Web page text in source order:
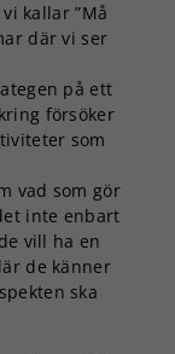
kallar ”Må
där vi ser
på ett
försöker
som
vad som gör
inte enbart
vill ha en
de känner
ska